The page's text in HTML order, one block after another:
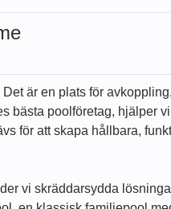
är en plats för
bästa poolföretag, hjälper
för att skapa hållbara,
vi skräddarsydda